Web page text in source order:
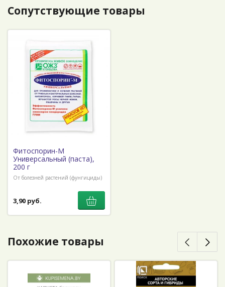
Сопутствующие товары
Фитоспорин-М
Универсальный (паста),
200 г
От болезней растений (фунгициды)
3,90 руб.
Похожие товары